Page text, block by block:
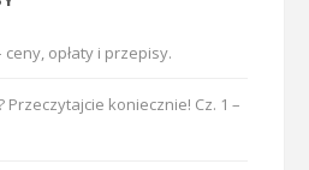
opłaty i przepisy.
koniecznie! Cz. 1 –